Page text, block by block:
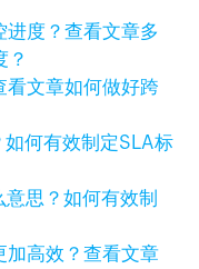
查看文章多
？
看文章如何做好跨
思？如何有效制
查看文章